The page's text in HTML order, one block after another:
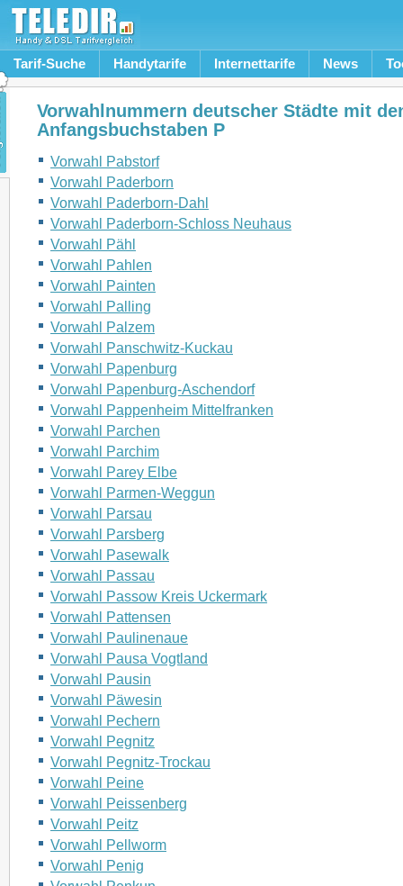
Tarif-Suche Handytarife Internettarife News
Vorwahlnummern deutscher Städte mit
Anfangsbuchstaben P
Vorwahl Pabstorf
Vorwahl Paderborn
Vorwahl Paderborn-Dahl
Vorwahl Paderborn-Schloss Neuhaus
Vorwahl Pähl
Vorwahl Pahlen
Vorwahl Painten
Vorwahl Palling
Vorwahl Palzem
Vorwahl Panschwitz-Kuckau
Vorwahl Papenburg
Vorwahl Papenburg-Aschendorf
Vorwahl Pappenheim Mittelfranken
Vorwahl Parchen
Vorwahl Parchim
Vorwahl Parey Elbe
Vorwahl Parmen-Weggun
Vorwahl Parsau
Vorwahl Parsberg
Vorwahl Pasewalk
Vorwahl Passau
Vorwahl Passow Kreis Uckermark
Vorwahl Pattensen
Vorwahl Paulinenaue
Vorwahl Pausa Vogtland
Vorwahl Pausin
Vorwahl Päwesin
Vorwahl Pechern
Vorwahl Pegnitz
Vorwahl Pegnitz-Trockau
Vorwahl Peine
Vorwahl Peissenberg
Vorwahl Peitz
Vorwahl Pellworm
Vorwahl Penig